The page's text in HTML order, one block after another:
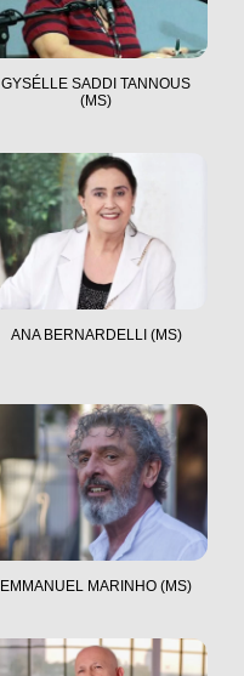
GYSÉLLE SADDI TANNOUS
(MS)
ANA BERNARDELLI (MS)
EMMANUEL MARINHO (MS)